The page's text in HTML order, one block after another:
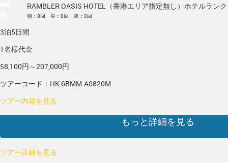
RAMBLER OASIS HOTEL（香港エリア指定無し） ホテルラン
朝：0回 昼：0回 夜：0回
3泊5日間
1名様代金
58,100円～207,000円
ツアーコード：HK-6BMM-A0820M
ツアー内容を見る
もっと詳細を見る
ツアー詳細を見る